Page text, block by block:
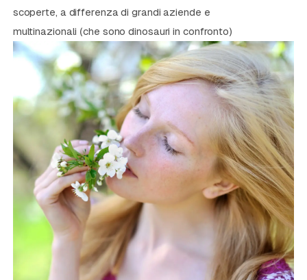
scoperte, a differenza di grandi aziende e
multinazionali (che sono dinosauri in confronto)